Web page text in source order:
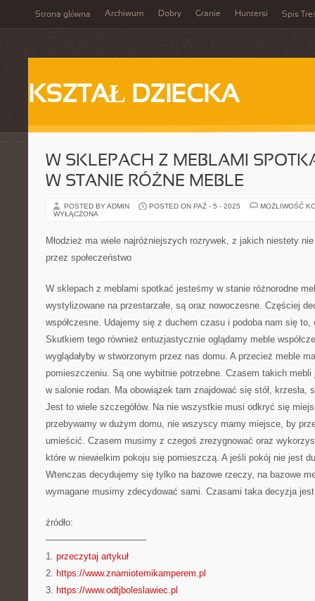
Strona główna Archiwum Dobry Granie Huntersi Spis
KSZTAŁ DZIECKA
W SKLEPACH Z MEBLAMI
W STANIE RÓŻNE MEBLE
POSTED BY ADMIN POSTED ON PAŹ - 5 - 2025
MOŻLIWOŚĆ
WYŁĄCZONA
Młodzież ma wiele najróżniejszych rozrywek, z jakich niestety
przez społeczeństwo
W sklepach z meblami spotkać jesteśmy w stanie różnorodne
wystylizowane na przestarzałe, są oraz nowoczesne. Częściej
współczesne. Udajemy się z duchem czasu i podoba nam się
Skutkiem tego również entuzjastycznie oglądamy meble
wyglądałyby w stworzonym przez nas domu. A przecież meble
pomieszczeniu. Są one wybitnie potrzebne. Czasem takich mebli
w salonie rodan. Ma obowiązek tam znajdować się stół, krzesła,
Jest to wiele szczegółów. Na nie wszystkie musi odkryć się
przebywamy w dużym domu, nie wszyscy mamy miejsce, by
umieścić. Czasem musimy z czegoś zrezygnować oraz
które w niewielkim pokoju się pomieszczą. A jeśli pokój nie jest
Wtenczas decydujemy się tylko na bazowe rzeczy, na bazowe
wymagane musimy zdecydować sami. Czasami taka decyzja
źródło:
———————————
1. przeczytaj artykuł
2. https://www.znamiotemikamperem.pl
3. https://www.odtjboleslawiec.pl